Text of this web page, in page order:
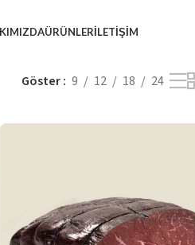
ÜRÜNLERİLETIŞIM
Göster 9 12 18 24